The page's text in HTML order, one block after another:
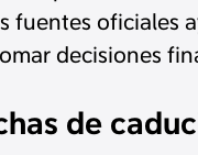
fuentes oficiales
decisiones
de